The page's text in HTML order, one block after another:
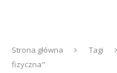
Strona główna Tagi
fizyczna"